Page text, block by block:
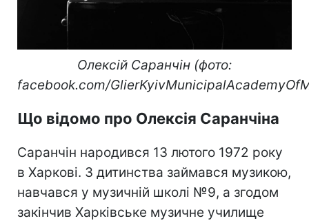
Олексій Саранчін (фото:
facebook.com/
Що відомо про Олексія Саранчіна
Саранчін народився 13 лютого 1972 року
в Харкові. З дитинства займався музикою,
навчався у музичній школі №9, а згодом
закінчив Харківське музичне училище